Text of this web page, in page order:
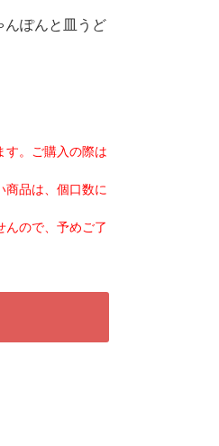
んぽんと皿うど
す。ご購入の際は
品は、個口数に
んので、予めご了